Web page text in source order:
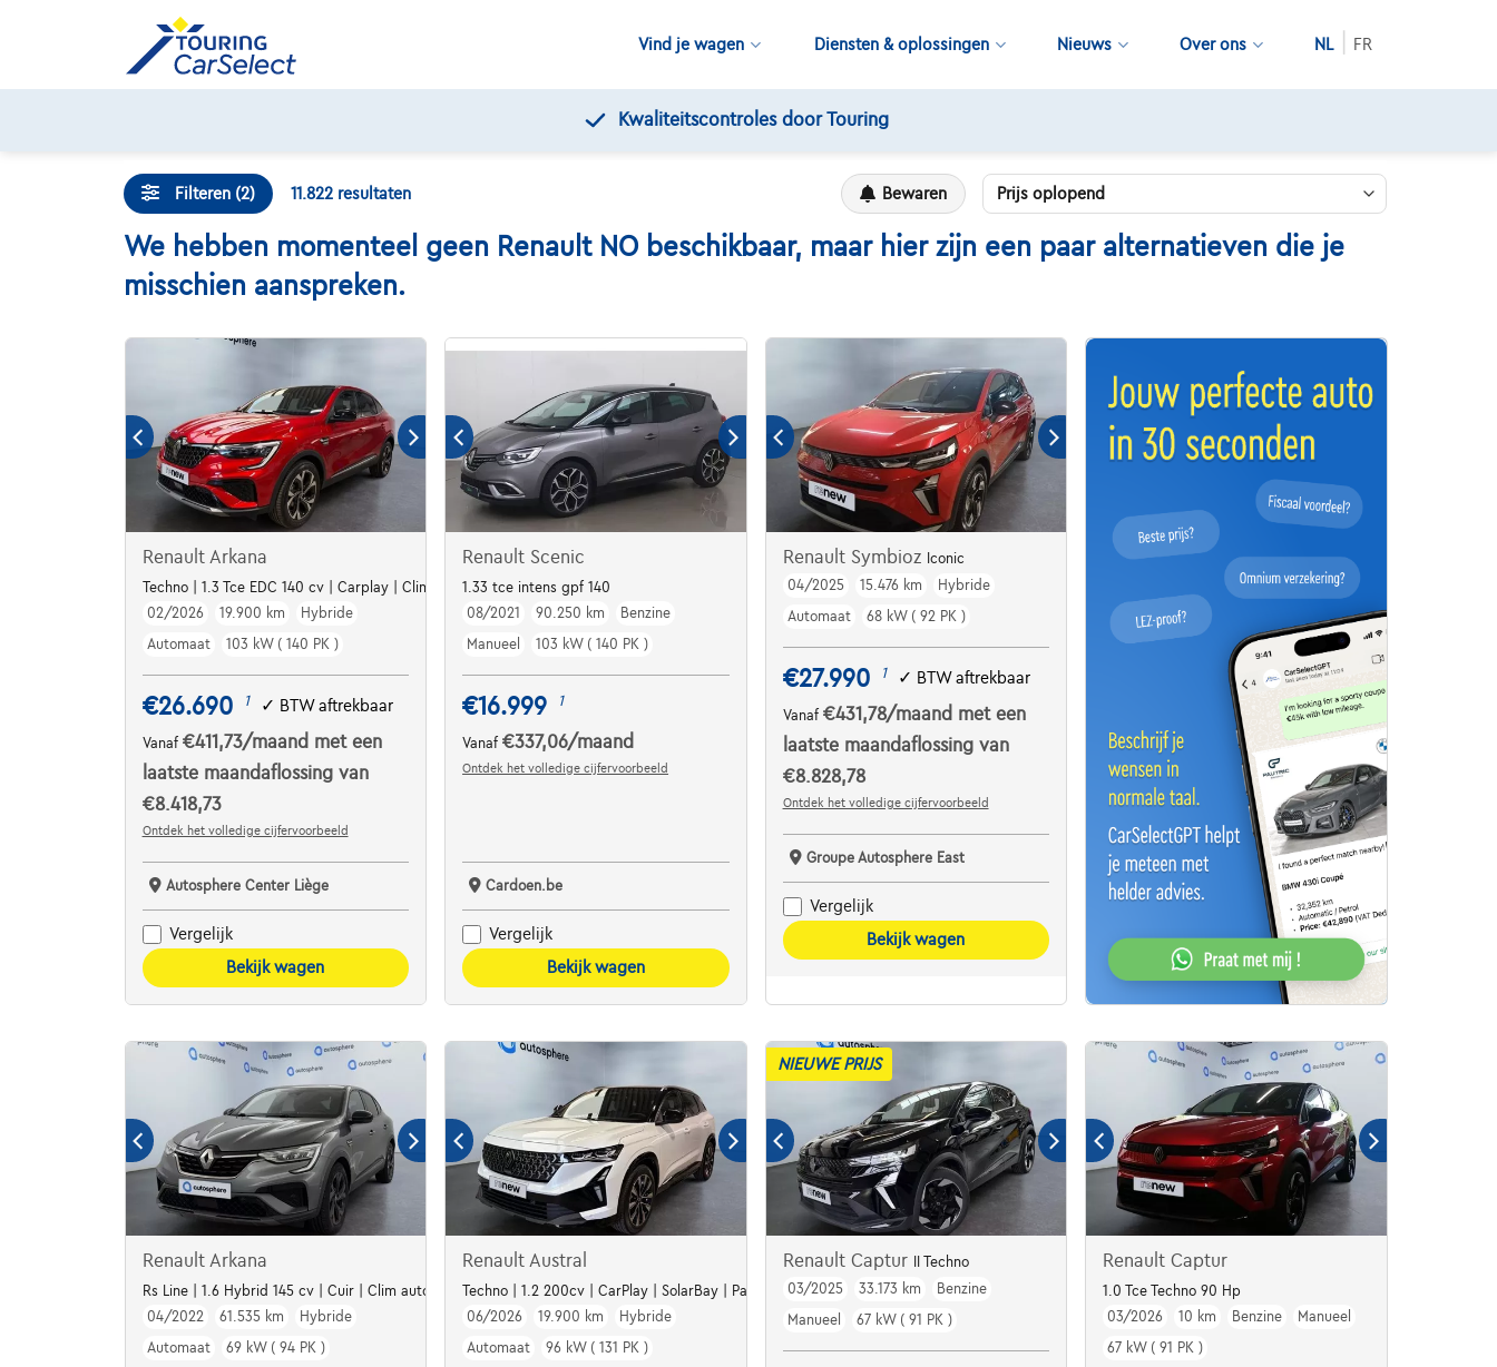
Vind je wagen Diensten & oplossingen Nieuws Over ons NL FR
Kwaliteitscontroles door Touring
Filteren (2) 11.822 resultaten Bewaren
We hebben momenteel geen Renault NO beschikbaar, maar hier zijn een paar alternatieven die je
misschien aanspreken.
Renault Arkana
Techno | 1.3 Tce EDC 140 cv | Carplay | Clim auto | Alu | Caméra
02/2026
19.900 km
Hybride
Automaat
103 kW ( 140 PK )
€26.690 1 ✓ BTW aftrekbaar
Vanaf €411,73/maand met een
laatste maandaflossing van
€8.418,73
Ontdek het volledige cijfervoorbeeld
Autosphere Center Liège
Vergelijk
Bekijk wagen
Renault Scenic
1.33 tce intens gpf 140
08/2021
90.250 km
Benzine
Manueel
103 kW ( 140 PK )
€16.999 1
Vanaf€337,06/maand
Ontdek het volledige cijfervoorbeeld
Cardoen.be
Vergelijk
Bekijk wagen
Renault Symbioz Iconic
04/2025
15.476 km
Hybride
Automaat
68 kW ( 92 PK )
€27.990 1 ✓ BTW aftrekbaar
Vanaf €431,78/maand met een
laatste maandaflossing van
€8.828,78
Ontdek het volledige cijfervoorbeeld
Groupe Autosphere East
Vergelijk
Bekijk wagen
Renault Arkana
Rs Line | 1.6 Hybrid 145 cv | Cuir | Clim auto | Alu | Gps
04/2022
61.535 km
Hybride
Automaat
69 kW ( 94 PK )
Renault Austral
Techno | 1.2 200cv | CarPlay | SolarBay | Pack Winter | GPS
06/2026
19.900 km
Hybride
Automaat
96 kW ( 131 PK )
NIEUWE PRIJS
Renault Captur
II Techno
03/2025
33.173 km
Benzine
Manueel
67 kW ( 91 PK )
Renault Captur
1.0 Tce Techno 90 Hp
03/2026
10 km Benzine
Manueel
67 kW ( 91 PK )